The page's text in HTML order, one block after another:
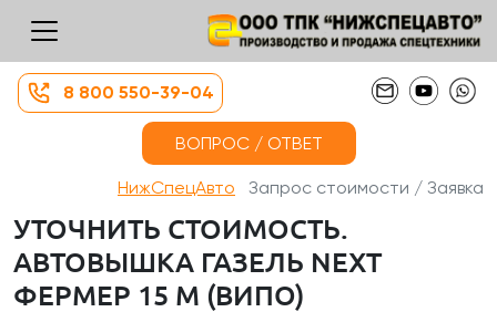
8 800 550-39-04
ВОПРОС / ОТВЕТ
НижСпецАвто Запрос стоимости / Заявка
УТОЧНИТЬ СТОИМОСТЬ.
АВТОВЫШКА ГАЗЕЛЬ NEXT
ФЕРМЕР 15 М (ВИПО)